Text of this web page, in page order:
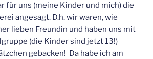
für uns (meine Kinder und mich) die
angesagt. D.h. wir waren, wie
lieben Freundin und haben uns mit
(die Kinder sind jetzt 13!)
gebacken! Da habe ich am